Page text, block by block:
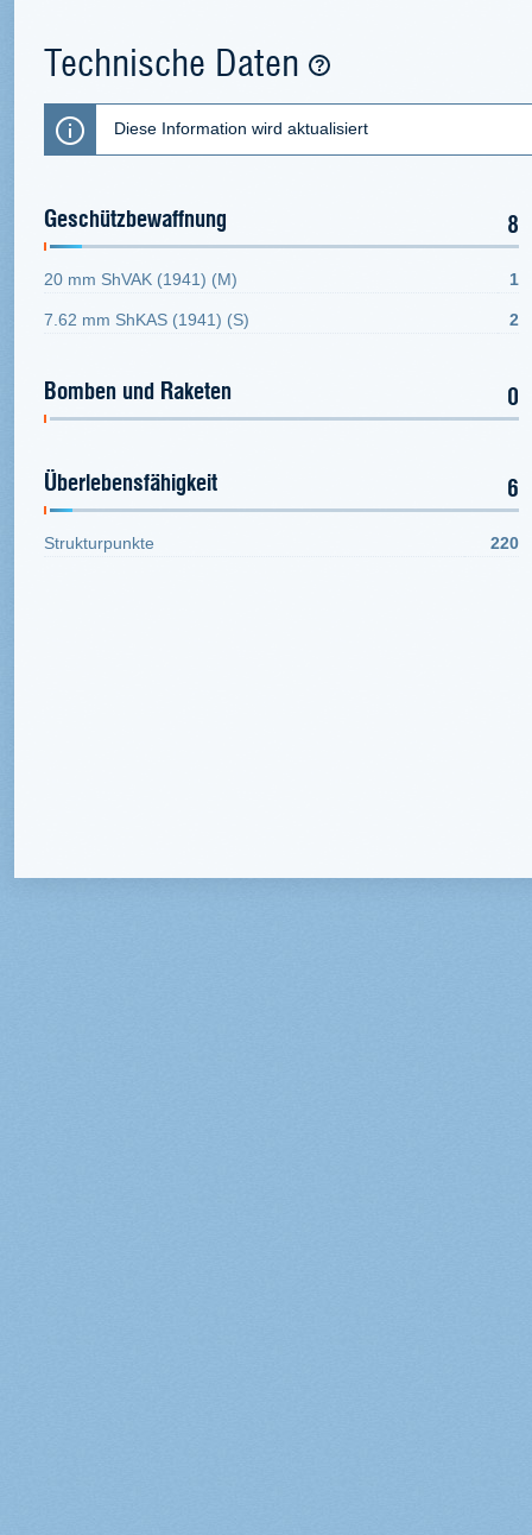
Technische Daten
Diese Information wird aktualisiert
Geschützbewaffnung 8
20 mm ShVAK (1941) (M) 1
7.62 mm ShKAS (1941) (S) 2
Bomben und Raketen 0
Überlebensfähigkeit 6
Strukturpunkte 220